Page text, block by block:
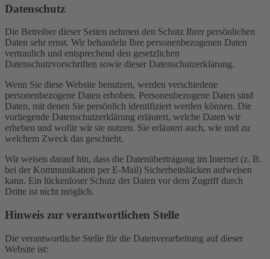
Datenschutz
Die Betreiber dieser Seiten nehmen den Schutz Ihrer persönlichen
Daten sehr ernst. Wir behandeln Ihre personenbezogenen Daten
vertraulich und entsprechend den gesetzlichen
Datenschutzvorschriften sowie dieser Datenschutzerklärung.
Wenn Sie diese Website benutzen, werden verschiedene
personenbezogene Daten erhoben. Personenbezogene Daten sind
Daten, mit denen Sie persönlich identifiziert werden können. Die
vorliegende Datenschutzerklärung erläutert, welche Daten wir
erheben und wofür wir sie nutzen. Sie erläutert auch, wie und zu
welchem Zweck das geschieht.
Wir weisen darauf hin, dass die Datenübertragung im Internet (z. B.
bei der Kommunikation per E-Mail) Sicherheitslücken aufweisen
kann. Ein lückenloser Schutz der Daten vor dem Zugriff durch
Dritte ist nicht möglich.
Hinweis zur verantwortlichen Stelle
Die verantwortliche Stelle für die Datenverarbeitung auf dieser
Website ist: